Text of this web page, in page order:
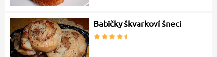
Babičky škvarkoví šneci